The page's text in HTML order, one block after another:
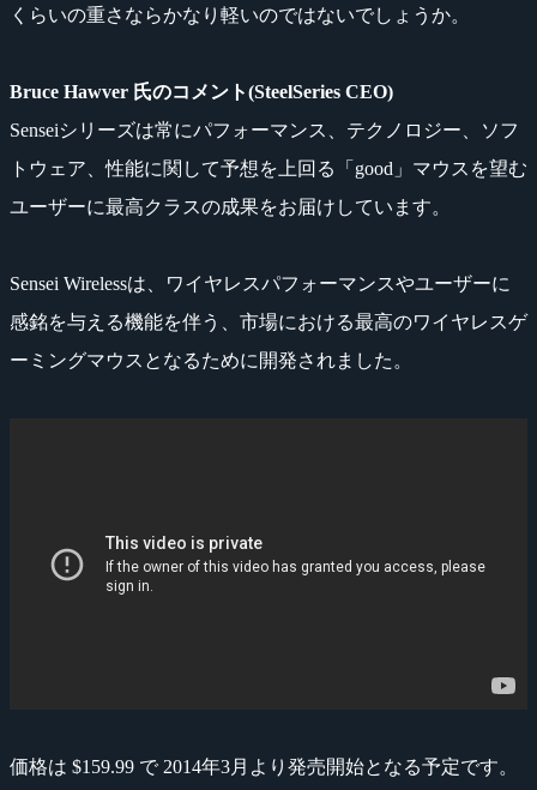
くらいの重さならかなり軽いのではないでしょうか。
Bruce Hawver 氏のコメント(SteelSeries CEO)
Senseiシリーズは常にパフォーマンス、テクノロジー、ソフ
トウェア、性能に関して予想を上回る「good」マウスを望む
ユーザーに最高クラスの成果をお届けしています。
Sensei Wirelessは、ワイヤレスパフォーマンスやユーザーに
感銘を与える機能を伴う、市場における最高のワイヤレスゲ
ーミングマウスとなるために開発されました。
価格は $159.99 で 2014年3月より発売開始となる予定です。